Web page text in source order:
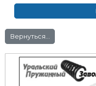
Вернуться...